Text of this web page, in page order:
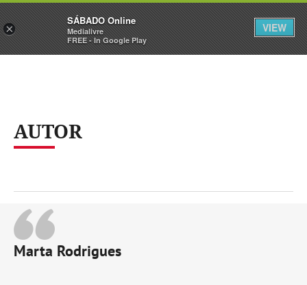
Sábado Assine Iniciar Sessão
AUTOR
Marta Rodrigues
×
SÁBADO Online
Medialivre
FREE - In Google Play
VIEW